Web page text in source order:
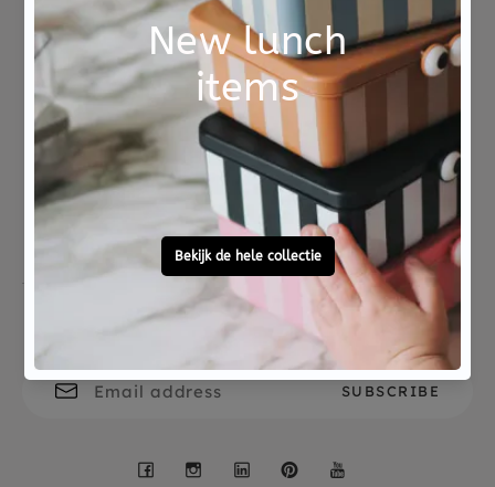
maanden.
Not good?
Money Back
Ordered before 15:00,
tomorrow at home
To ask?
Call 0572 - 700 203
Let's stay in touch
Facebook
Instagram
LinkedInPinterest